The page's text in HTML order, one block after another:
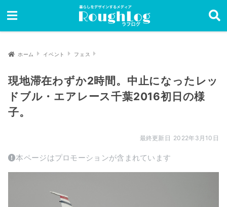
ホーム イベント フェス
現地滞在わずか2時間。中止になったレッ
ドブル・エアレース千葉2016初日の様
子。
2022年3月10日
本ページはプロモーションが含まれています